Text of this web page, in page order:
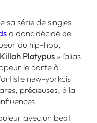
sa série de singles
a donc décidé de
du hip-hop,
Platypus » l’alias
le porte à
new-yorkais
précieuses, à la
avec un beat